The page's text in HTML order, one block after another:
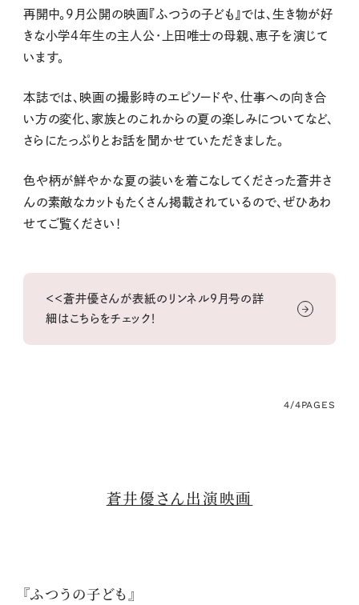
再開中。9月公開の映画『ふつうの子ども』では、生き物が好
きな小学4年生の主人公・上田唯士の母親、恵子を演じて
います。
本誌では、映画の撮影時のエピソードや、仕事への向き合
い方の変化、家族とのこれからの夏の楽しみについてなど、
さらにたっぷりとお話を聞かせていただきました。
色や柄が鮮やかな夏の装いを着こなしてくださった蒼井さ
んの素敵なカットもたくさん掲載されているので、ぜひあわ
せてご覧ください！
＜＜蒼井優さんが表紙のリンネル9月号の詳
細はこちらをチェック！
4/4PAGES
蒼井優さん出演映画
『ふつうの子ども』